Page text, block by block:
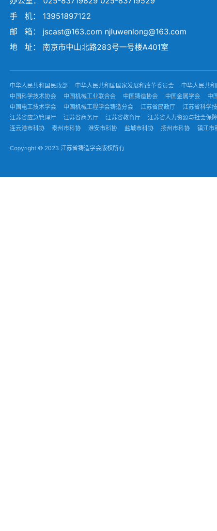
手 机： 13951897122
邮 箱： jscast@163.com njluwenlong@163.com
地 址： 南京市中山北路283号一号楼A401室
中华人民共和国民政部 中华人民共和国国家发展和改革委员会
中华人民共
中国科学技术协会
中国机械工业联合会 中国铸造协会 中国金属学会
中
中国电工技术学会
中国机械工程学会铸造分会 江苏省民政厅
江苏省科学
江苏省应急管理厅
江苏省商务厅 江苏省教育厅
江苏省人力资源与社会保
连云港市科协
泰州市科协 淮安市科协 盐城市科协 扬州市科协 镇江市
Copyright © 2023 江苏省铸造学会版权所有